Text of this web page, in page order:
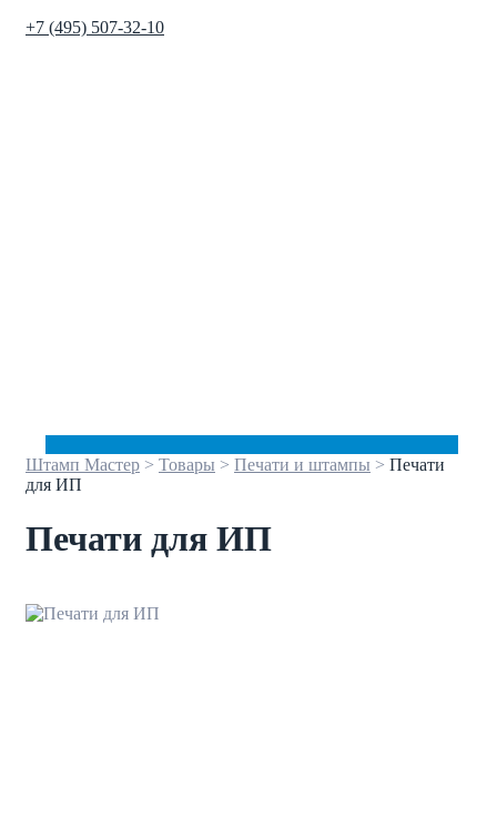
+7 (495) 507-32-10
Штамп Мастер > Товары > Печати и штампы > Печати
для ИП
Печати для ИП